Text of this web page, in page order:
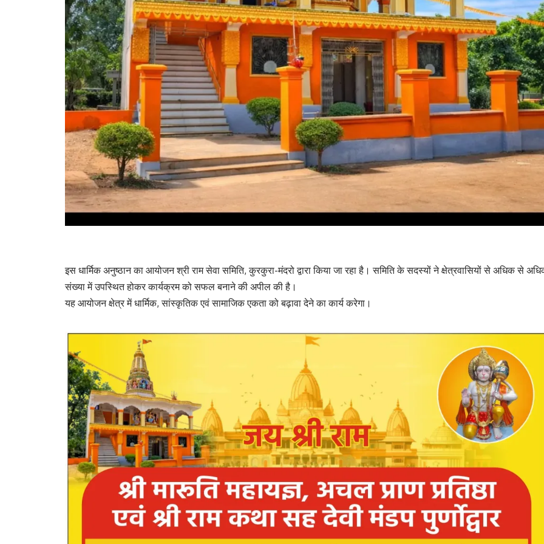
इस धार्मिक अनुष्ठान का आयोजन श्री राम सेवा समिति, कुरकुरा-मंदरो द्वारा किया जा रहा है। समिति के सदस्यों ने क्षेत्रवासियों से अधिक से
संख्या में उपस्थित होकर कार्यक्रम को सफल बनाने की अपील की है।
यह आयोजन क्षेत्र में धार्मिक, सांस्कृतिक एवं सामाजिक एकता को बढ़ावा देने का कार्य करेगा।